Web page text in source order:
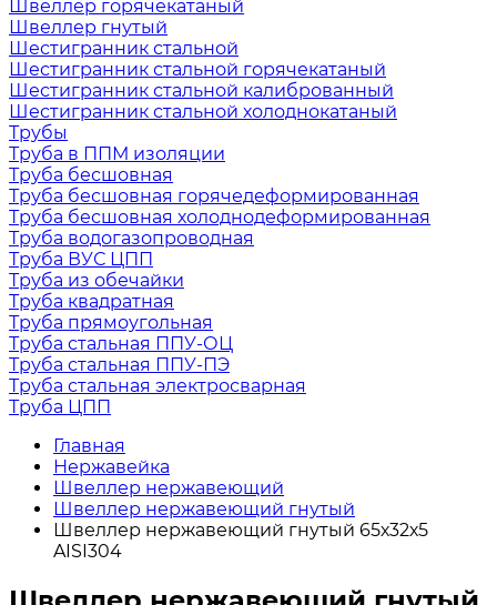
Швеллер горячекатаный
Швеллер гнутый
Шестигранник стальной
Шестигранник стальной горячекатаный
Шестигранник стальной калиброванный
Шестигранник стальной холоднокатаный
Трубы
Труба в ППМ изоляции
Труба бесшовная
Труба бесшовная горячедеформированная
Труба бесшовная холоднодеформированная
Труба водогазопроводная
Труба ВУС ЦПП
Труба из обечайки
Труба квадратная
Труба прямоугольная
Труба стальная ППУ-ОЦ
Труба стальная ППУ-ПЭ
Труба стальная электросварная
Труба ЦПП
Главная
Нержавейка
Швеллер нержавеющий
Швеллер нержавеющий гнутый
Швеллер нержавеющий гнутый 65х32х5
AISI304